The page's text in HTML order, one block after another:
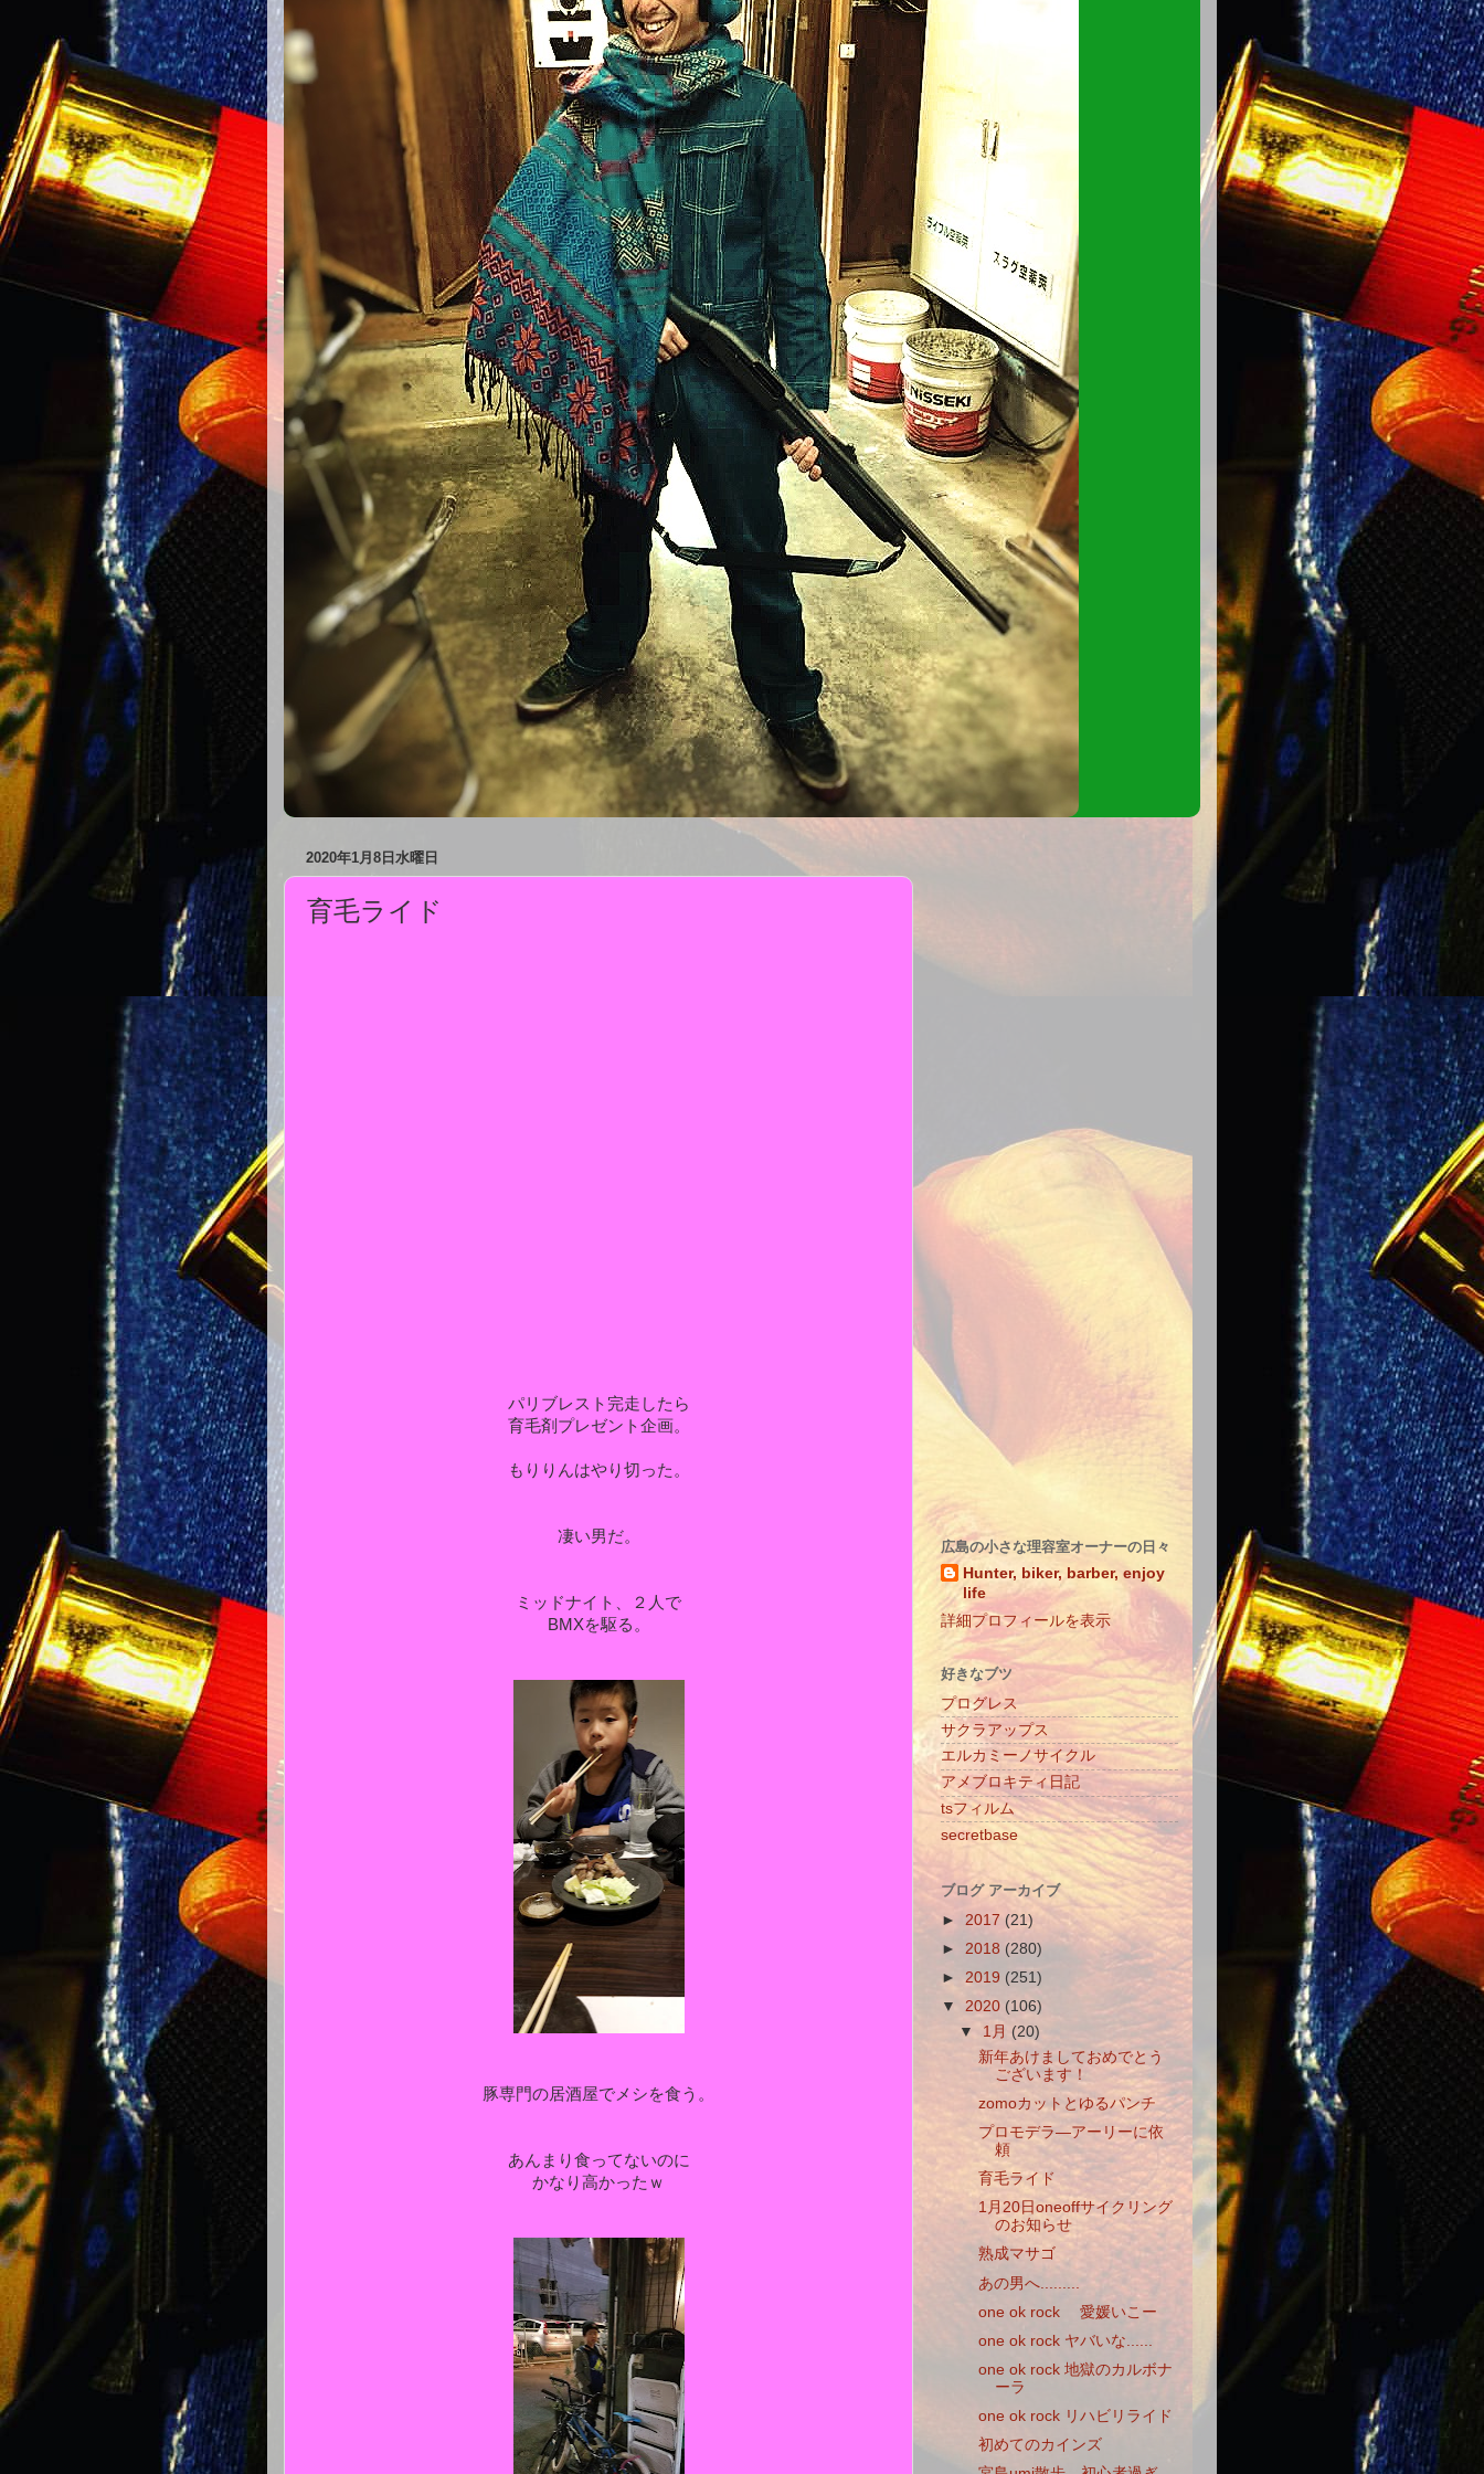
2020年1月8日水曜日
育毛ライド
パリブレスト完走したら
育毛剤プレゼント企画。
もりりんはやり切った。
凄い男だ。
ミッドナイト、２人で
BMXを駆る。
豚専門の居酒屋でメシを食う。
あんまり食ってないのに
かなり高かったｗ
広島の小さな理容室オーナーの日々
Hunter, biker, barber, enjoy
life
詳細プロフィールを表示
好きなブツ
プログレス
サクラアップス
エルカミーノサイクル
アメブロキティ日記
tsフィルム
secretbase
ブログ アーカイブ
► 2017 (21)
► 2018 (280)
► 2019 (251)
▼ 2020 (106)
▼ 1月(20)
新年あけましておめでとう
ございます！
zomoカットとゆるパンチ
プロモデラ―アーリーに依
頼
育毛ライド
1月20日oneoffサイクリング
のお知らせ
熟成マサゴ
あの男へ.........
one ok rock 愛媛いこー
one ok rock ヤバいな......
one ok rock 地獄のカルボナ
ーラ
one ok rock リハビリライド
初めてのカインズ